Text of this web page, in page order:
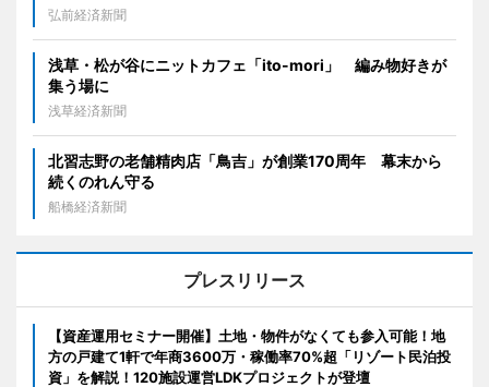
弘前経済新聞
浅草・松が谷にニットカフェ「ito-mori」 編み物好きが
集う場に
浅草経済新聞
北習志野の老舗精肉店「鳥吉」が創業170周年 幕末から
続くのれん守る
船橋経済新聞
プレスリリース
【資産運用セミナー開催】土地・物件がなくても参入可能！地
方の戸建て1軒で年商3600万・稼働率70%超「リゾート民泊投
資」を解説！120施設運営LDKプロジェクトが登壇